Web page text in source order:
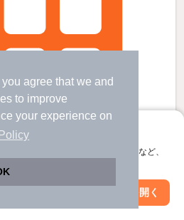
agree that we and
to improve
your experience on
サクサクお部屋探し
える。マップ検索やお気に入り保存など、
アプリを開く
絞り込み条件を変更